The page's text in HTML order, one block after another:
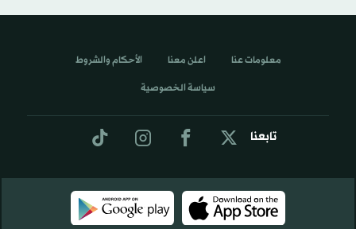
تابعنا
معلومات عنا اعلن معنا الأحكام والشروط
سياسة الخصوصية